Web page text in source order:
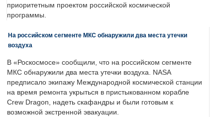
приоритетным проектом российской космической
программы.
На российском сегменте МКС обнаружили два места утечки
воздуха
В «Роскосмосе» сообщили, что на российском сегменте
МКС обнаружили два места утечки воздуха. NASA
предписало экипажу Международной космической станции
на время ремонта укрыться в пристыкованном корабле
Crew Dragon, надеть скафандры и были готовым к
возможной экстренной эвакуации.